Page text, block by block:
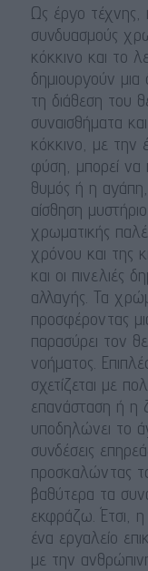
Ως έργο τέχνης,
συνδυασμούς
κόκκινο και το
δημιουργούν
τη διάθεση του
συναισθήματα
κόκκινο, με την
φύση, μπορεί να
θυμός ή η
αίσθηση
χρωματικής
χρόνου και της
και οι πινελιές
αλλαγής. Τα
προσφέροντας
παρασύρει τον
νοήματος.
σχετίζεται με
επανάσταση ή η
υποδηλώνει το
συνδέσεις
προσκαλώντας
βαθύτερα τα
εκφράζω. Έτσι,
ένα εργαλείο
με την